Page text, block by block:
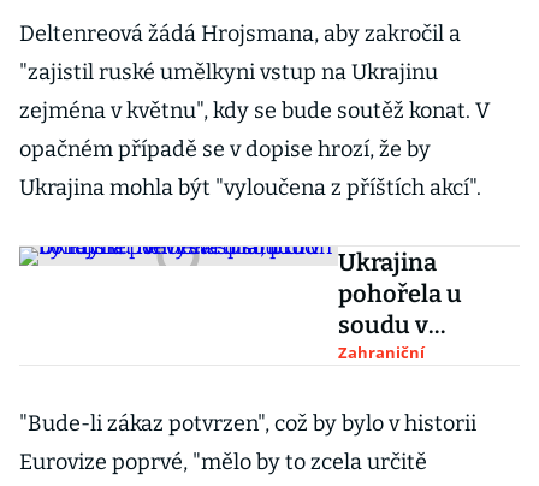
Deltenreová žádá Hrojsmana, aby zakročil a
"zajistil ruské umělkyni vstup na Ukrajinu
zejména v květnu", kdy se bude soutěž konat. V
opačném případě se v dopise hrozí, že by
Ukrajina mohla být "vyloučena z příštích akcí".
Ukrajina
pohořela u
soudu v
Londýně.
proč by Rusku
neměla splatit
Zahraniční
"Bude-li zákaz potvrzen", což by bylo v historii
Eurovize poprvé, "mělo by to zcela určitě